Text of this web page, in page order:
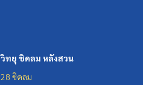
วิทยุ ชิดลม หลังสวน
28 ชิดลม